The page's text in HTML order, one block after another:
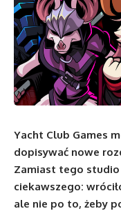
Yacht Club Games
dopisywać nowe
Zamiast tego studio
ciekawszego:
ale nie po to, żeby